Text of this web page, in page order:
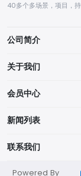
40多个多场景，项目，
公司简介
关于我们
关于我们
我的订单
会员中心
个人中心
我的收藏
品牌列表
新闻列表
公司新闻
联系我们
jn@junext.co
Powered By